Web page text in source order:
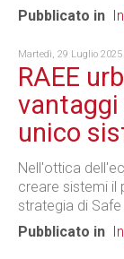
Pubblicato in
Martedì, 29 Luglio 2025
RAEE
unico
Nell'ottica
creare sistemi il
strategia di
Pubblicato in